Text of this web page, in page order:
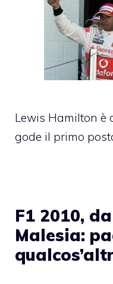
Lewis Hamilton è
gode il primo
F1 2010,
Malesia: